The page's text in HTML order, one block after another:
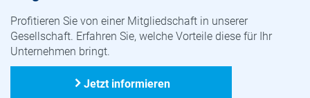
Profitieren Sie von einer Mitgliedschaft in unserer
Gesellschaft. Erfahren Sie, welche Vorteile diese für Ihr
Unternehmen bringt.
Jetzt informieren